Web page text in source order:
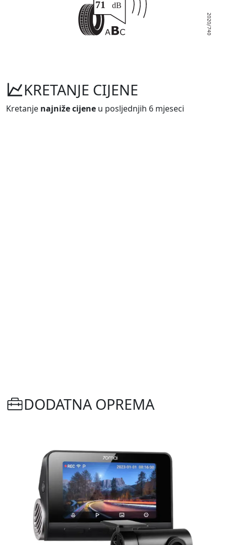
KRETANJE CIJENE
Kretanje najniže cijene u posljednjih 6 mjeseci
DODATNA OPREMA